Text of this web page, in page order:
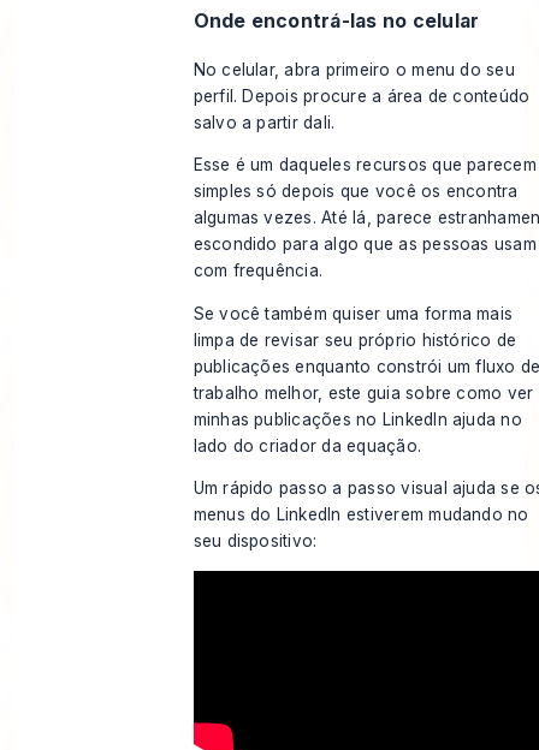
Onde encontrá-las no celular
No celular, abra primeiro o menu do seu
perfil. Depois procure a área de conteúdo
salvo a partir dali.
Esse é um daqueles recursos que parecem
simples só depois que você os encontra
algumas vezes. Até lá, parece
escondido para algo que as pessoas usam
com frequência.
Se você também quiser uma forma mais
limpa de revisar seu próprio histórico de
publicações enquanto constrói um fluxo
trabalho melhor, este guia sobrecomo ver
minhas publicações no LinkedIn ajuda no
lado do criador da equação.
Um rápido passo a passo visual ajuda se
menus do LinkedIn estiverem mudando no
seu dispositivo: